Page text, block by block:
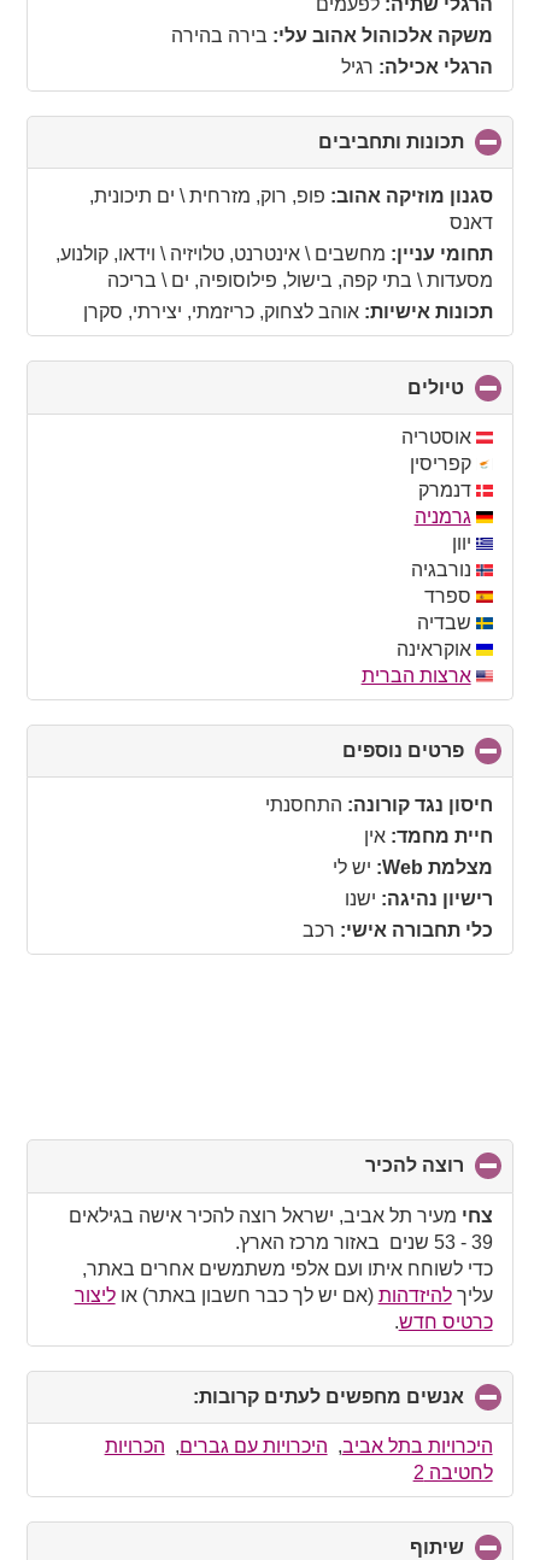
הרגלי שתיה: לפעמים
משקה אלכוהול אהוב עלי: בירה בהירה
הרגלי אכילה: רגיל
תכונות ותחביבים
to
collapse
סגנון מוזיקה אהוב: פופ, רוק, מזרחית \ ים תיכונית,
דאנס
תחומי עניין: מחשבים \ אינטרנט, טלויזיה \ וידאו, קולנוע,
מסעדות \ בתי קפה, בישול, פילוסופיה, ים \ בריכה
תכונות אישיות: אוהב לצחוק, כריזמתי, יצירתי, סקרן
טיולים
to
collapseאוסטריה
קפריסין
דנמרק
גרמניה
יוון
נורבגיה
ספרד
שבדיה
אוקראינה
ארצות הברית
פרטים נוספים
to
collapse חיסון נגד קורונה: התחסנתי
חיית מחמד: אין
מצלמת Web:
יש לי
רישיון נהיגה: ישנו
כלי תחבורה אישי: רכב
רוצה להכיר
to
collapse
contents
צחי מעיר תל אביב, ישראל רוצה להכיר אישה בגילאים
39 - 53 שנים באזור מרכז הארץ.
כדי לשוחח איתו ועם אלפי משתמשים אחרים באתר,
עליךלהיזדהות (אם יש לך כבר חשבון באתר) אוליצור
כרטיס חדש.
אנשים מחפשים לעתים קרובות:
to
collapse
היכרויות בתל אביב, היכרויות עם גברים, הכרויות
לחטיבה 2
שיתוף